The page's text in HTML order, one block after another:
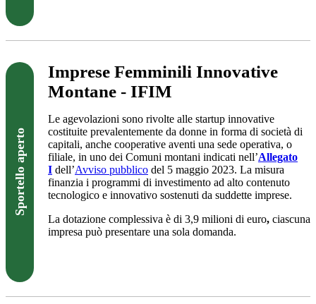
Sportello aperto
Imprese Femminili Innovative
Montane - IFIM
Le agevolazioni sono rivolte alle startup innovative
costituite prevalentemente da donne in forma di società di
capitali, anche cooperative aventi una sede operativa, o
filiale, in uno dei Comuni montani indicati nell’Allegato
I dell’Avviso pubblico del 5 maggio 2023. La misura
finanzia i programmi di investimento ad alto contenuto
tecnologico e innovativo sostenuti da suddette imprese.
La dotazione complessiva è di 3,9 milioni di euro, ciascuna
impresa può presentare una sola domanda.